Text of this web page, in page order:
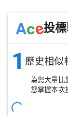
Ace投
1 歷史相似
為您大量比
您掌握本次